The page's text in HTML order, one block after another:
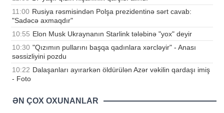
11:00 Rusiya rəsmisindən Polşa prezidentinə sərt cavab:
"Sadəcə axmaqdır"
10:55 Elon Musk Ukraynanın Starlink tələbinə "yox" deyir
10:30 "Qızımın pullarını başqa qadınlara xərcləyir" - Anası
səssizliyini pozdu
10:22 Dalaşanları ayırarkən öldürülən Azər vəkilin qardaşı imiş
- Foto
ƏN ÇOX OXUNANLAR